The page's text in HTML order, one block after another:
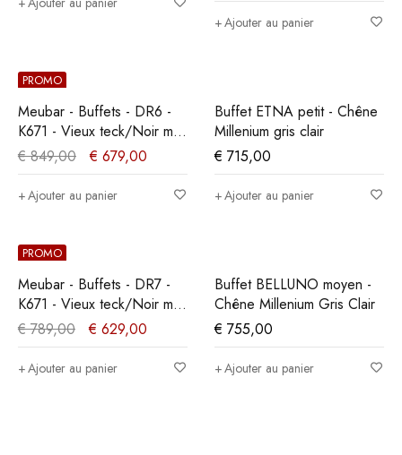
Ajouter au panier
PROMO
Meubar - Buffets - DR6 -
K671 - Vieux teck/Noir mat
- 238x90x50cm
€849,00 € 679,00
Ajouter au panier
Buffet ETNA petit - Chêne
Millenium gris clair
€ 715,00
Ajouter au panier
PROMO
Meubar - Buffets - DR7 -
K671 - Vieux teck/Noir mat
- 207x90x50cm
€789,00 € 629,00
Ajouter au panier
Buffet BELLUNO moyen -
Chêne Millenium Gris Clair
€ 755,00
Ajouter au panier